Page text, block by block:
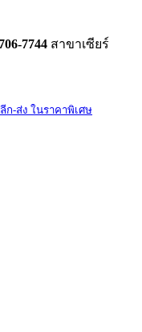
7744 สาขาเซียร์
ก-ส่ง ในราคาพิเศษ